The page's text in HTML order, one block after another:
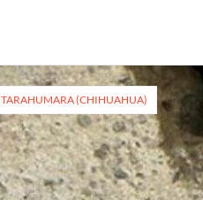
(CHIHUAHUA)